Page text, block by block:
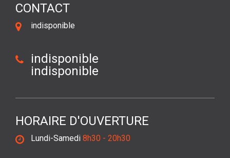
CONTACT
indisponible
indisponible
indisponible
HORAIRE D'OUVERTURE
Lundi-Samedi 8h30 - 20h30